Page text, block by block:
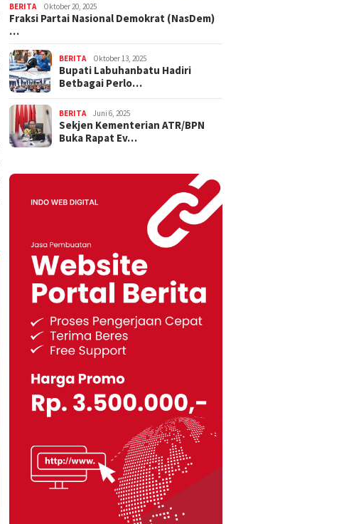
BERITA Oktober 20, 2025
Fraksi Partai Nasional Demokrat (NasDem)
…
BERITA Oktober 13, 2025
Bupati Labuhanbatu Hadiri
Betbagai Perlo…
BERITA Juni 6, 2025
Sekjen Kementerian ATR/BPN
Buka Rapat Ev…